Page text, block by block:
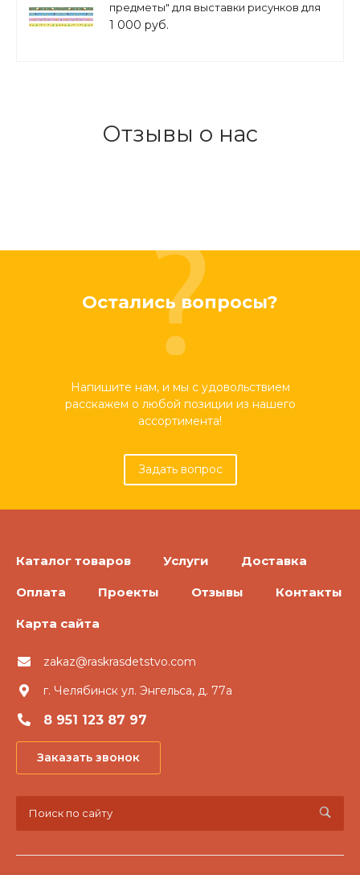
предметы" для выставки рисунков для
детского сада 4шт. 100*5 см арт.
1 000 руб.
Отзывы о нас
Остались вопросы?
Напишите нам, и мы с удовольствием
расскажем о любой позиции из нашего
ассортимента!
Задать вопрос
Каталог товаров Услуги Доставка
Оплата Проекты Отзывы Контакты
Карта сайта
zakaz@raskrasdetstvo.com
г. Челябинск ул. Энгельса, д. 77а
8 951 123 87 97
Заказать звонок